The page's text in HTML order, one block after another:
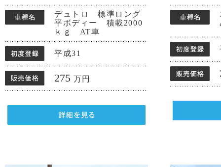
デュトロ 標準ロング
平ボディー 積載2000
ｋｇ AT車
平成31
275 万円